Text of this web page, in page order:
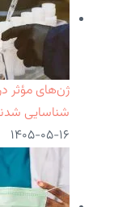
ژن‌های مؤثر
شناسایی
۱۴۰۵-۰۵-۱۶